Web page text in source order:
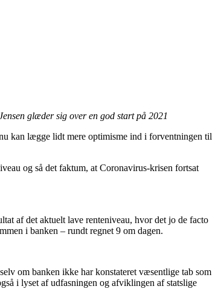
glæder sig over en god start på 2021
kan lægge lidt mere optimisme ind i forventningen til
og så det faktum, at Coronavirus-krisen fortsat
af det aktuelt lave renteniveau, hvor det jo de facto
i banken – rundt regnet 9 om dagen.
om banken ikke har konstateret væsentlige tab som
i lyset af udfasningen og afviklingen af statslige